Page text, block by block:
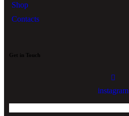
Shop
Contacts
Get in Touch
instagram